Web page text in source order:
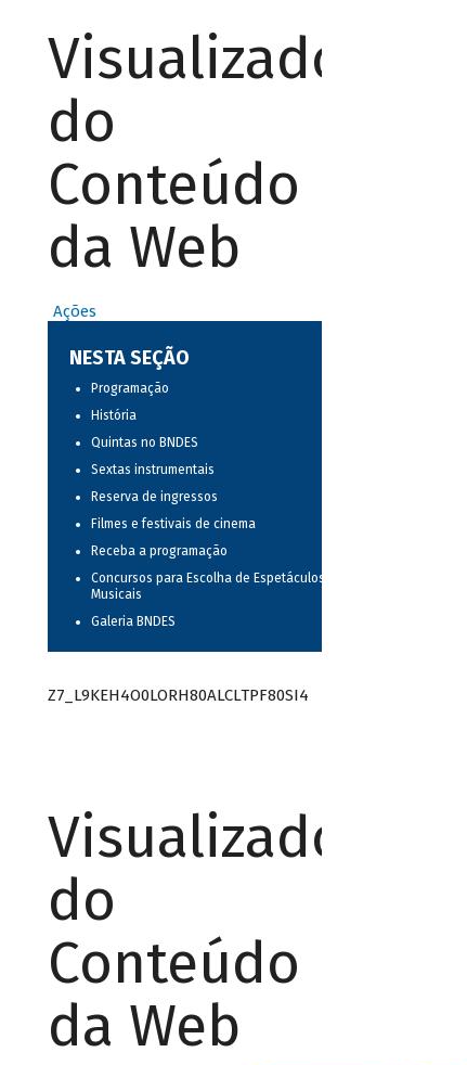
Visualizador
do
Conteúdo
da Web
Ações
NESTA SEÇÃO
Programação
História
Quintas no BNDES
Sextas instrumentais
Reserva de ingressos
Filmes e festivais de cinema
Receba a programação
Concursos para Escolha de Espetáculos
Musicais
Galeria BNDES
Z7_L9KEH4O0LORH80ALCLTPF80SI4
Visualizador
do
Conteúdo
da Web